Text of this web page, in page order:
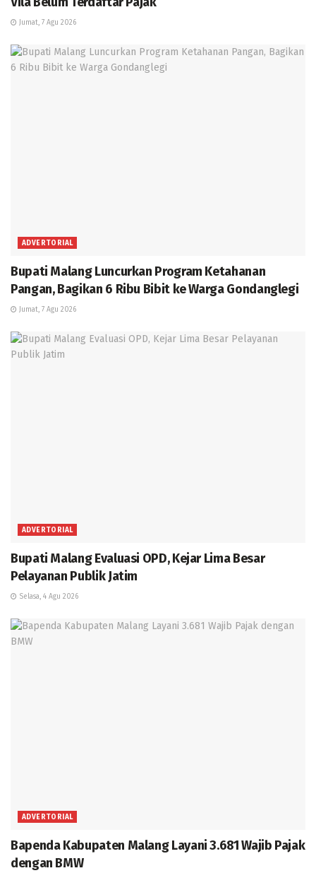
Jumat, 7 Agu 2026
ADVERTORIAL
Bupati Malang Luncurkan Program Ketahanan
Pangan, Bagikan 6 Ribu Bibit ke Warga Gondanglegi
Jumat, 7 Agu 2026
ADVERTORIAL
Bupati Malang Evaluasi OPD, Kejar Lima Besar
Pelayanan Publik Jatim
Selasa, 4 Agu 2026
ADVERTORIAL
Bapenda Kabupaten Malang Layani 3.681 Wajib Pajak
dengan BMW